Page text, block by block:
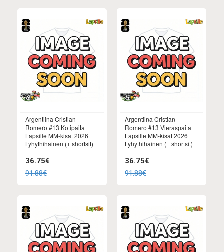
Argentiina Cristian
Romero #13 Kotipaita
Lapsille MM-kisat 2026
Lyhythihainen (+ shortsit)
36.75€
91.88€
Argentiina Cristian
Romero #13 Vieraspaita
Lapsille MM-kisat 2026
Lyhythihainen (+ shortsit)
36.75€
91.88€